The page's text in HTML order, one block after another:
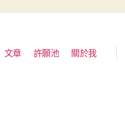
文章 許願池 關於我